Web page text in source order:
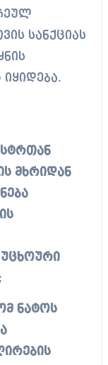
სანქციას
მხრიდან
უცხოური
ნატოს